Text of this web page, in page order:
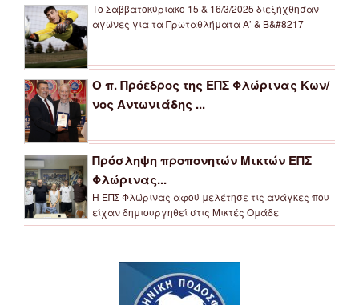
Το Σαββατοκύριακο 15 & 16/3/2025 διεξήχθησαν
αγώνες για τα Πρωταθλήματα Α’ & Β&#8217
Ο π. Πρόεδρος της ΕΠΣ Φλώρινας Κων/
νος Αντωνιάδης ...
Πρόσληψη προπονητών Μικτών ΕΠΣ
Φλώρινας...
Η ΕΠΣ Φλώρινας αφού μελέτησε τις ανάγκες που
είχαν δημιουργηθεί στις Μικτές Ομάδε